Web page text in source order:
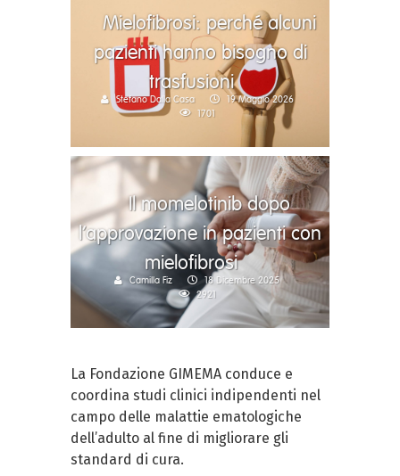
Mielofibrosi: perché alcuni
pazienti hanno bisogno di
trasfusioni
Stefano Dalla Casa
19 Maggio 2026
1701
Il momelotinib dopo
l’approvazione in pazienti con
mielofibrosi
Camilla Fiz
18 Dicembre 2025
2921
La Fondazione GIMEMA conduce e
coordina studi clinici indipendenti nel
campo delle malattie ematologiche
dell’adulto al fine di migliorare gli
standard di cura.